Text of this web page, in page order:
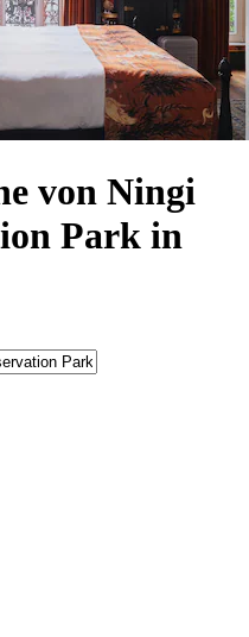
von Ningi
Park in